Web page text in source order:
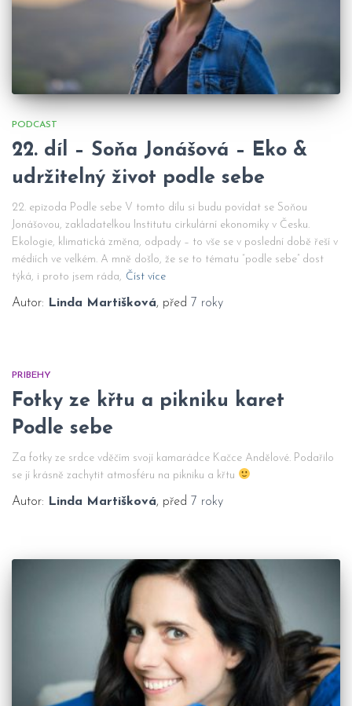
PODCAST
22. díl – Soňa Jonášová – Eko &
udržitelný život podle sebe
22. epizoda Podle sebe V tomto dílu si budu povídat se Soňou
Jonášovou, zakladatelkou Institutu cirkulární ekonomiky v Česku.
Ekologie, klimatická změna, odpady – to vše se v poslední době řeší v
médiích ve velkém. A mně došlo, že se to tématu “podle sebe” dost
týká, i proto jsem ráda, Číst více
Autor: Linda Martišková, před 7 roky
PRIBEHY
Fotky ze křtu a pikniku karet
Podle sebe
Za fotky ze srdce vděčím svojí kamarádce Kačce Andělové. Podařilo
se jí krásně zachytit atmosféru na pikniku a křtu
Autor: Linda Martišková, před 7 roky